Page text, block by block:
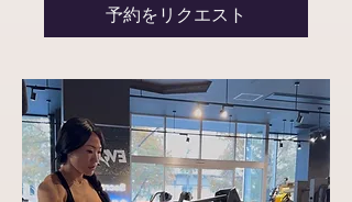
予約をリクエスト